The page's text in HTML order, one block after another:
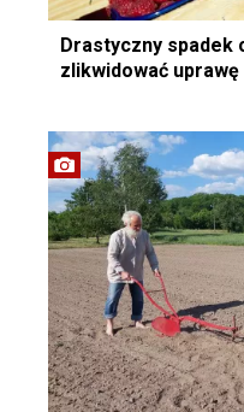
Drastyczny spadek
zlikwidować